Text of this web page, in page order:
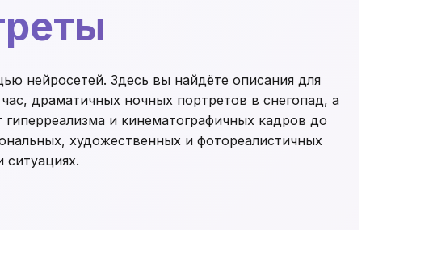
нейросетей. Здесь вы найдёте описания для
драматичных ночных портретов в снегопад, а
и кинематографичных кадров до
художественных и фотореалистичных